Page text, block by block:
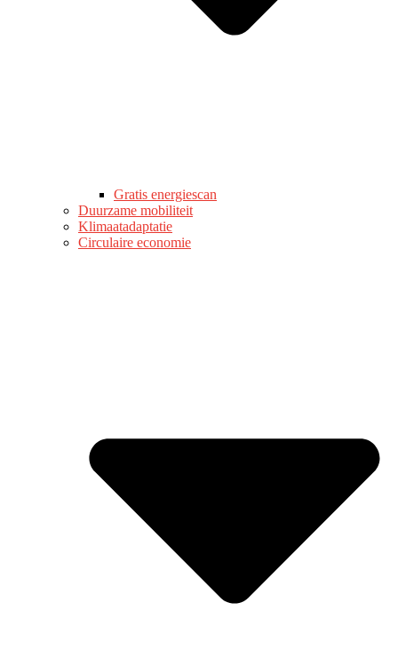
Gratis energiescan
Duurzame mobiliteit
Klimaatadaptatie
Circulaire economie